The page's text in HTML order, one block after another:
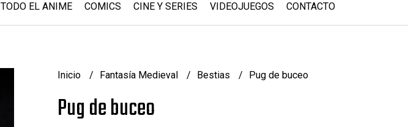
TODO EL ANIME COMICS CINE Y SERIES VIDEOJUEGOS CONTACTO
Inicio Fantasía Medieval Bestias Pug de buceo
Pug de buceo